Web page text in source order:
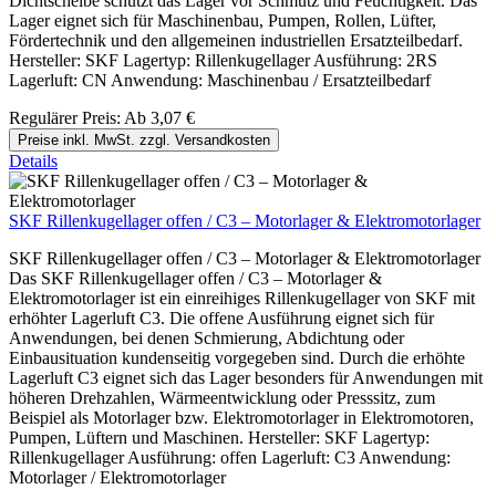
Lager eignet sich für Maschinenbau, Pumpen, Rollen, Lüfter,
Fördertechnik und den allgemeinen industriellen Ersatzteilbedarf.
Hersteller: SKF Lagertyp: Rillenkugellager Ausführung: 2RS
Lagerluft: CN Anwendung: Maschinenbau / Ersatzteilbedarf
Regulärer Preis: Ab 3,07 €
Preise inkl. MwSt. zzgl. Versandkosten
Details
SKF Rillenkugellager offen / C3 – Motorlager & Elektromotorlager
SKF Rillenkugellager offen / C3 – Motorlager & Elektromotorlager
Das SKF Rillenkugellager offen / C3 – Motorlager &
Elektromotorlager ist ein einreihiges Rillenkugellager von SKF mit
erhöhter Lagerluft C3. Die offene Ausführung eignet sich für
Anwendungen, bei denen Schmierung, Abdichtung oder
Einbausituation kundenseitig vorgegeben sind. Durch die erhöhte
Lagerluft C3 eignet sich das Lager besonders für Anwendungen mit
höheren Drehzahlen, Wärmeentwicklung oder Presssitz, zum
Beispiel als Motorlager bzw. Elektromotorlager in Elektromotoren,
Pumpen, Lüftern und Maschinen. Hersteller: SKF Lagertyp:
Rillenkugellager Ausführung: offen Lagerluft: C3 Anwendung:
Motorlager / Elektromotorlager